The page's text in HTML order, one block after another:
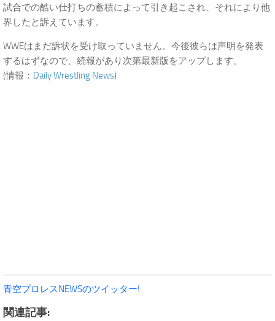
試合での酷い仕打ちの蓄積によって引き起こされ、それにより他
界したと訴えています。
WWEはまだ訴状を受け取っていません。今後彼らは声明を発表
するはずなので、続報があり次第最新版をアップします。
(情報： Daily Wrestling News)
青空プロレスNEWSのツイッター!
関連記事: